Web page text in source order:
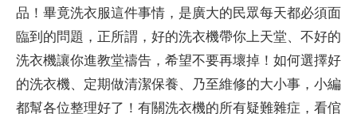
品！畢竟洗衣服這件事情，是廣大的民眾每天都必須面
臨到的問題，正所謂，好的洗衣機帶你上天堂、不好的
洗衣機讓你進教堂禱告，希望不要再壞掉！如何選擇好
的洗衣機、定期做清潔保養、乃至維修的大小事，小編
都幫各位整理好了！有關洗衣機的所有疑難雜症，看倌